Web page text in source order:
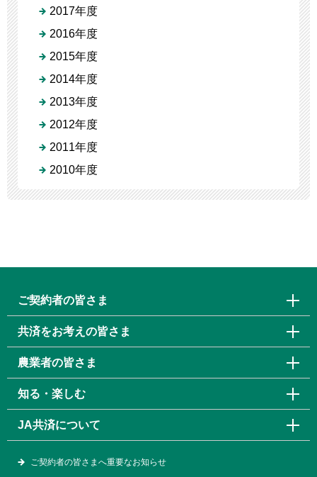
2017年度
2016年度
2015年度
2014年度
2013年度
2012年度
2011年度
2010年度
ご契約者の皆さま
共済をお考えの皆さま
農業者の皆さま
知る・楽しむ
JA共済について
ご契約者の皆さまへ重要なお知らせ